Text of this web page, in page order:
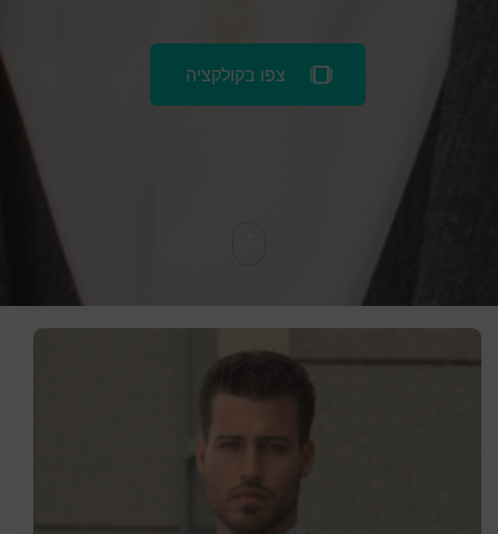
צפו בקולקציה